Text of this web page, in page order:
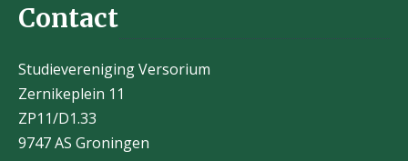
Contact
Studievereniging Versorium
Zernikeplein 11
ZP11/D1.33
9747 AS Groningen